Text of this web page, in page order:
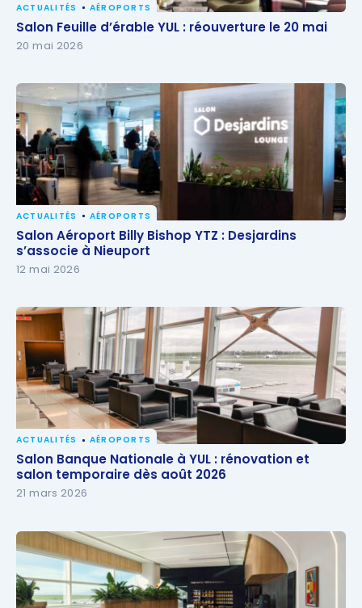
Salon Feuille d’érable YUL : réouverture le 20 mai
ACTUALITÉS AÉROPORTS
Salon Feuille d’érable YUL : réouverture le 20 mai
20 mai 2026
Salon Aéroport Billy Bishop YTZ : Desjardins
s’associe à Nieuport
ACTUALITÉS AÉROPORTS
Salon Aéroport Billy Bishop YTZ : Desjardins
s’associe à Nieuport
12 mai 2026
Salon Banque Nationale à YUL : rénovation et salon
temporaire dès août 2026
ACTUALITÉS AÉROPORTS
Salon Banque Nationale à YUL : rénovation et
salon temporaire dès août 2026
21 mars 2026